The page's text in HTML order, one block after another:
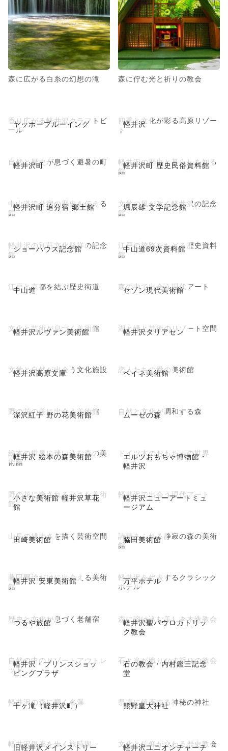
森に広がる白糸の幻想の滝 森に佇む光と祈りの教会
ヤッホーブルーイング
香り広がる軽井沢クラフトビ
ール
軽井沢
四季と文化が彩る高原リゾー
ト
軽井沢町
自然と歴史が息づく避暑の町 軽井沢町 歴史民俗資料館
軽井沢の歴史と暮らしを知る
館
軽井沢町 追分宿 郷土館
中山道追分宿の歴史を伝える
館
堀辰雄 文学記念館
文学の風が吹く軽井沢の記念
館
ショーハウス記念館
軽井沢の別荘文化発祥の記念
館
中山道69次資料館
江戸の旅路をたどる歴史資料
館
中山道
江戸と京都を結ぶ歴史街道 セゾン現代美術館
森の中で出会う現代アート
軽井沢ルヴァン美術館
文化と芸術が息づく美術館 軽井沢タリアセン
湖と緑と芸術のリゾート空間
軽井沢高原文庫
文学と自然が出会う文化施設 ペイネ美術館
恋人たちの愛の美術館
深沢紅子 野の花美術館
野の花の美に出会う美術館 ムーゼの森
自然と文化が調和する森
軽井沢 絵本の森美術館
絵本の世界に迷い込む森の美
術館
エルツおもちゃ博物館・
軽井沢
ドイツ木のおもちゃの世界
小さな美術館 軽井沢草花
館
野の花に癒される小さな美術
館
軽井沢ニューアートミュ
ージアム
軽井沢で出会う現代アート
田崎美術館
山岳の雄大さを描く芸術空間 脇田美術館
詩情あふれる静寂の森の美術
館
軽井沢 安東美術館
藤田嗣治だけに出会える美術
館
万平ホテル
軽井沢を代表するクラシック
ホテル
つるや旅館
歴史と文化が息づく老舗宿
軽井沢聖パウロカトリッ
ク教会
森に溶け込む美しき木造教会
軽井沢・プリンスショッ
ピングプラザ
自然の中のリゾートアウトレ
ット
石の教会・内村鑑三記念
堂
石と光が織りなす祈りの教会
千ヶ滝（軽井沢町）
軽井沢の森に響く名瀑 熊野皇大神社
県境に鎮座する神秘の神社
旧軽井沢メインストリー
軽井沢銀座を歩く旅時間 軽井沢ユニオンチャーチ
文化と信仰が交わる歴史教会